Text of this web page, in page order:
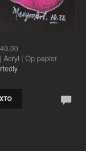
Acryl | Op papier